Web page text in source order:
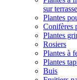
sur terrasse
Plantes
Conifères
Plantes
Rosiers
Plantes à
Plantes
Buis